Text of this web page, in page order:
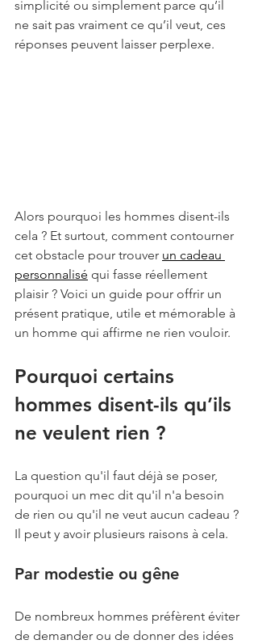
simplicité ou simplement parce qu’il
ne sait pas vraiment ce qu’il veut, ces
réponses peuvent laisser perplexe.
Alors pourquoi les hommes disent-ils
cela ? Et surtout, comment contourner
cet obstacle pour trouver un cadeau
personnalisé qui fasse réellement
plaisir ? Voici un guide pour offrir un
présent pratique, utile et mémorable à
un homme qui affirme ne rien vouloir.
Pourquoi certains
hommes disent-ils qu’ils
ne veulent rien ?
La question qu'il faut déjà se poser,
pourquoi un mec dit qu'il n'a besoin
de rien ou qu'il ne veut aucun cadeau ?
Il peut y avoir plusieurs raisons à cela.
Par modestie ou gêne
De nombreux hommes préfèrent éviter
de demander ou de donner des idées